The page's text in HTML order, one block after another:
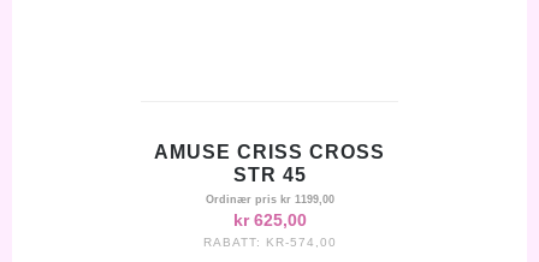
AMUSE CRISS CROSS
STR 45
Ordinær pris kr 1199,00
kr 625,00
RABATT: KR-574,00